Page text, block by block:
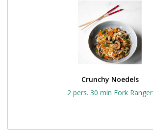
Crunchy Noedels
2 pers. 30 min Fork Ranger